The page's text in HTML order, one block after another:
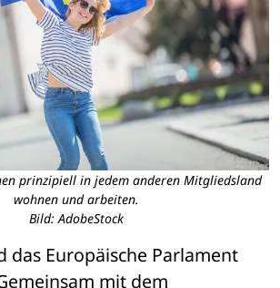
prinzipiell in jedem anderen Mitgliedsland
wohnen und arbeiten.
Bild: AdobeStock
das Europäische Parlament
mit dem